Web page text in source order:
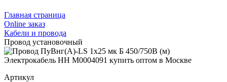
Главная страница
Оnline заказ
Кабели и провода
Провод установочный
Артикул